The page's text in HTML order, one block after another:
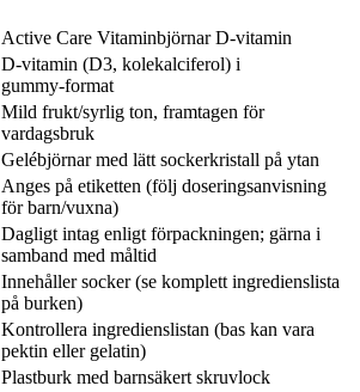
Active Care Vitaminbjörnar D‑vitamin
D‑vitamin (D3, kolekalciferol) i
gummy‑format
Mild frukt/syrlig ton, framtagen för
vardagsbruk
Gelébjörnar med lätt sockerkristall på ytan
Anges på etiketten (följ doseringsanvisning
för barn/vuxna)
Dagligt intag enligt förpackningen; gärna i
samband med måltid
Innehåller socker (se komplett ingredienslista
på burken)
Kontrollera ingredienslistan (bas kan vara
pektin eller gelatin)
Plastburk med barnsäkert skruvlock